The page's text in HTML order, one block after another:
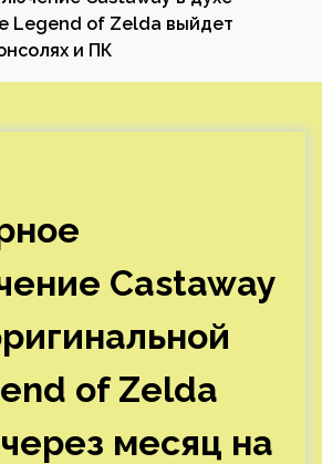
Legend of Zelda выйдет
и ПК
Castaway
of Zelda
месяц на